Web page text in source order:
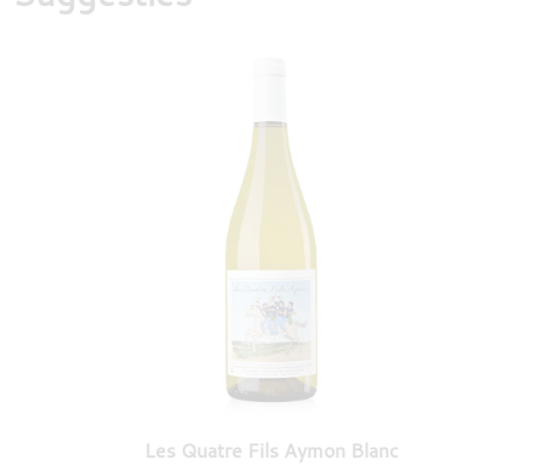
Les Quatre Fils Aymon Blanc